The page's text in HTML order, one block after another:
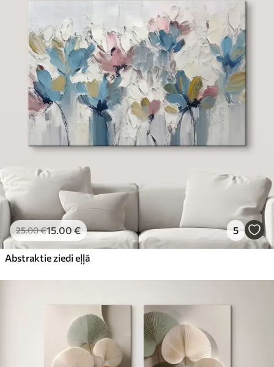
25.00€15.00€ 5
Abstraktie ziedi eļļā